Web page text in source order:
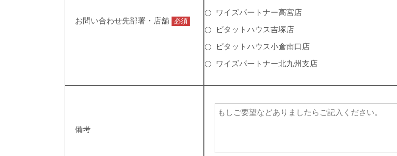
お問い合わせ先部署・店舗 必須
ワイズパートナー高宮店
ピタットハウス吉塚店
ピタットハウス小倉南口店
ワイズパートナー北九州支店
備考